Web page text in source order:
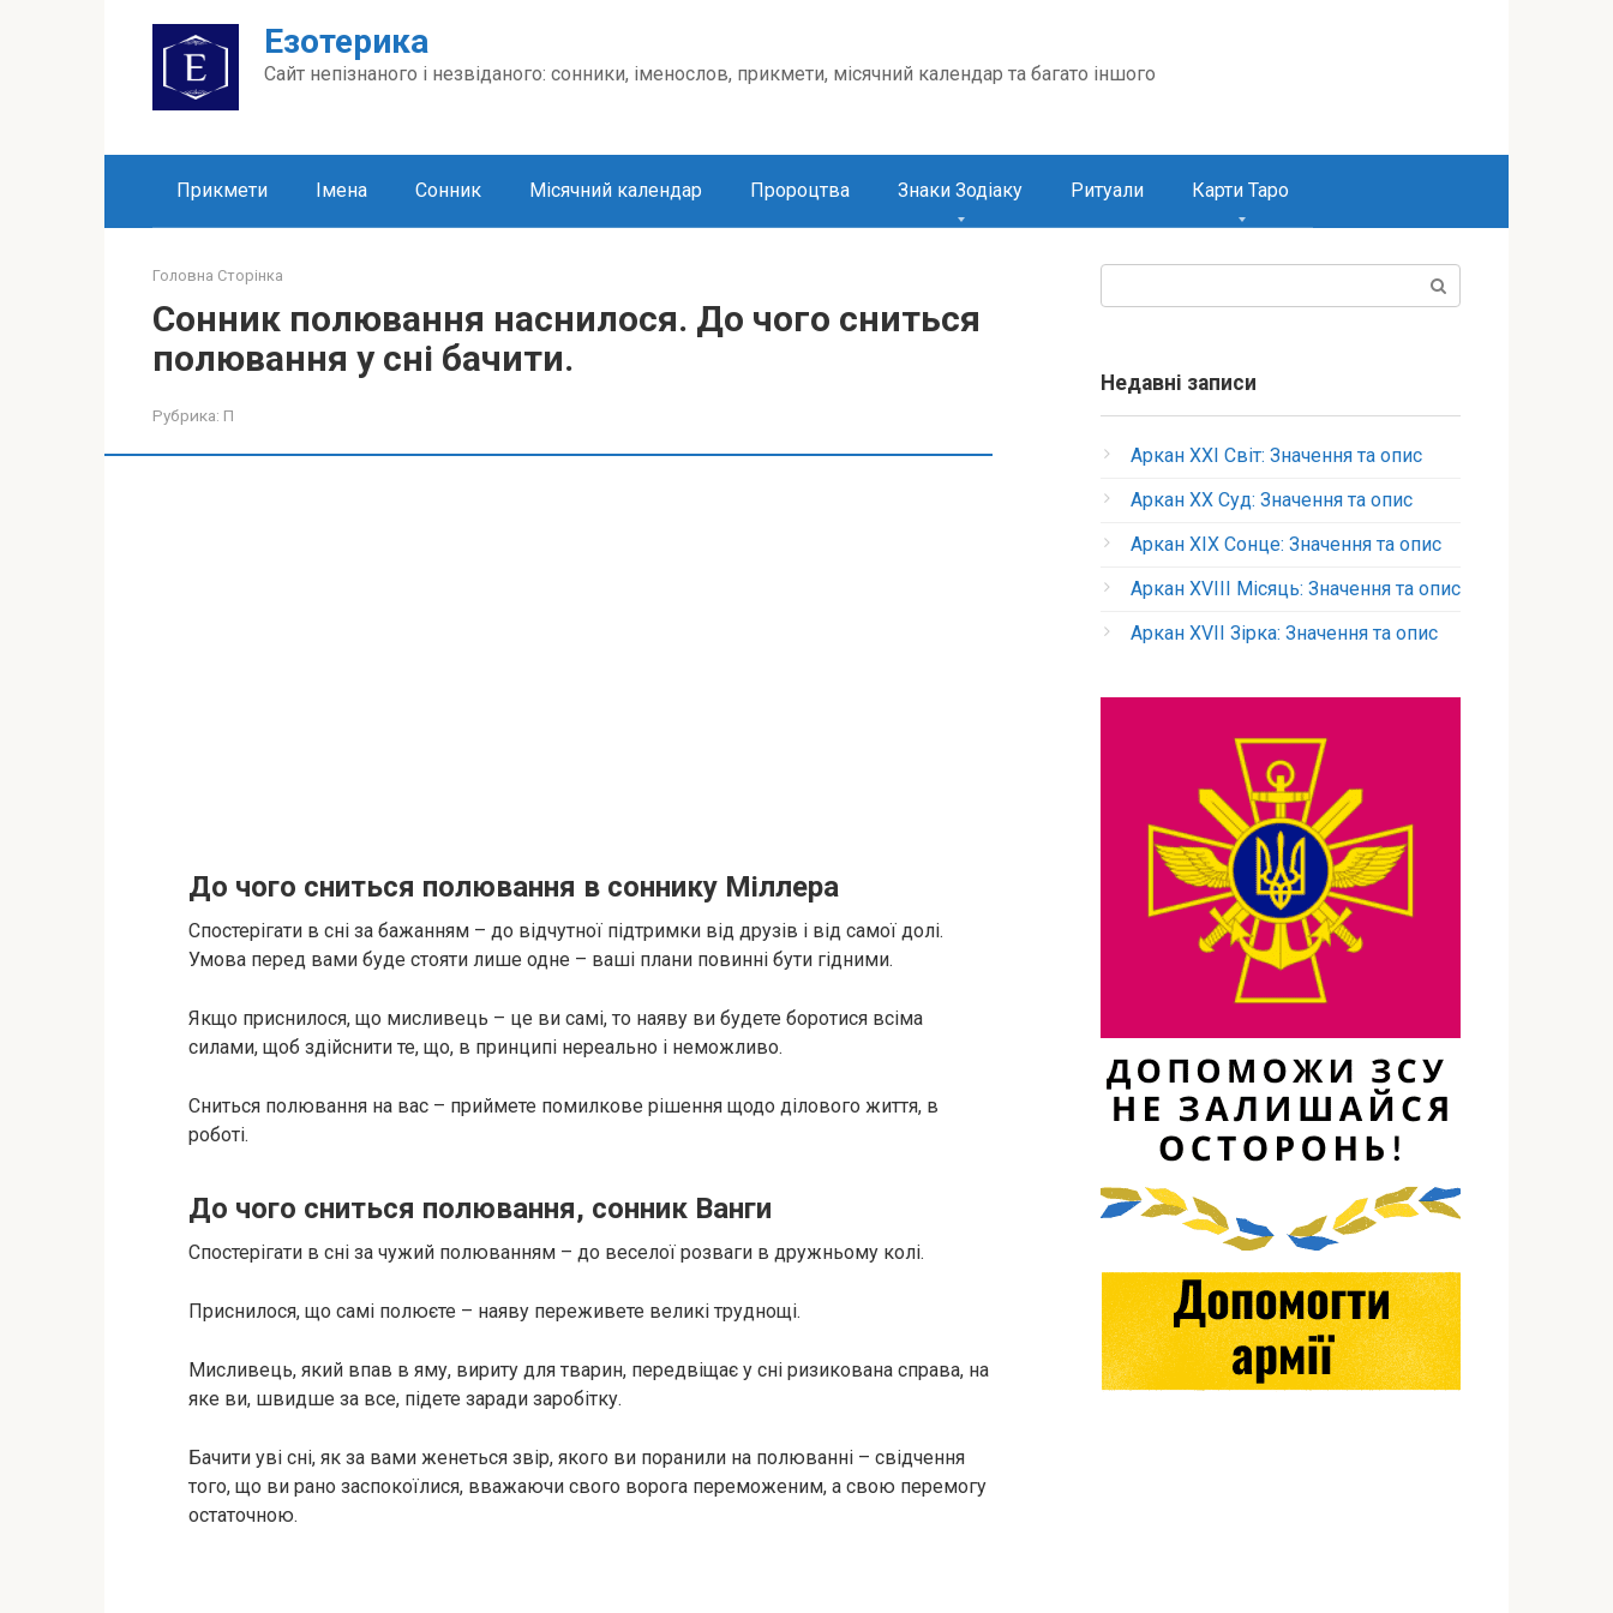
Езотерика
Сайт непізнаного і незвіданого: сонники, іменослов, прикмети, місячний календар та багато іншого
Прикмети Імена Сонник Місячний календар Пророцтва Знаки Зодіаку Ритуали Карти Таро
Головна Сторінка
Сонник полювання наснилося. До чого сниться
полювання у сні бачити.
Рубрика: П
До чого сниться полювання в соннику Міллера
Спостерігати в сні за бажанням – до відчутної підтримки від друзів і від самої долі.
Умова перед вами буде стояти лише одне – ваші плани повинні бути гідними.
Якщо приснилося, що мисливець – це ви самі, то наяву ви будете боротися всіма
силами, щоб здійснити те, що, в принципі нереально і неможливо.
Сниться полювання на вас – приймете помилкове рішення щодо ділового життя, в
роботі.
До чого сниться полювання, сонник Ванги
Спостерігати в сні за чужий полюванням – до веселої розваги в дружньому колі.
Приснилося, що самі полюєте – наяву переживете великі труднощі.
Мисливець, який впав в яму, вириту для тварин, передвіщає у сні ризикована справа, на
яке ви, швидше за все, підете заради заробітку.
Бачити уві сні, як за вами женеться звір, якого ви поранили на полюванні – свідчення
того, що ви рано заспокоїлися, вважаючи свого ворога переможеним, а свою перемогу
остаточною.
Недавні записи
Аркан XXI Світ: Значення та опис
Аркан XX Суд: Значення та опис
Аркан XIX Сонце: Значення та опис
Аркан XVIII Місяць: Значення та опис
Аркан XVII Зірка: Значення та опис